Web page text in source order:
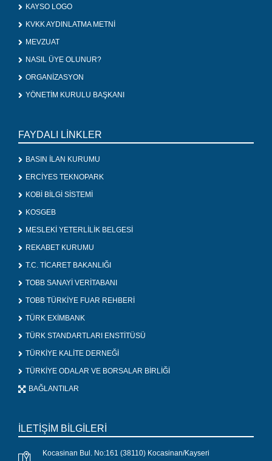
KAYSO LOGO
KVKK AYDINLATMA METNİ
MEVZUAT
NASIL ÜYE OLUNUR?
ORGANİZASYON
YÖNETİM KURULU BAŞKANI
FAYDALI LİNKLER
BASIN İLAN KURUMU
ERCİYES TEKNOPARK
KOBİ BİLGİ SİSTEMİ
KOSGEB
MESLEKİ YETERLİLİK BELGESİ
REKABET KURUMU
T.C. TİCARET BAKANLIĞI
TOBB SANAYİ VERİTABANI
TOBB TÜRKİYE FUAR REHBERİ
TÜRK EXİMBANK
TÜRK STANDARTLARI ENSTİTÜSÜ
TÜRKİYE KALİTE DERNEĞİ
TÜRKİYE ODALAR VE BORSALAR BİRLİĞİ
BAĞLANTILAR
İLETİŞİM BİLGİLERİ
Kocasinan Bul. No:161 (38110) Kocasinan/Kayseri